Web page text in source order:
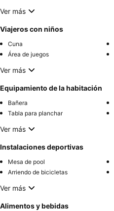
Ver más
Viajeros con niños
Cuna
Área de juegos
Ver más
Equipamiento de la habitación
Bañera
Tabla para planchar
Ver más
Instalaciones deportivas
Mesa de pool
Arriendo de bicicletas
Ver más
Alimentos y bebidas